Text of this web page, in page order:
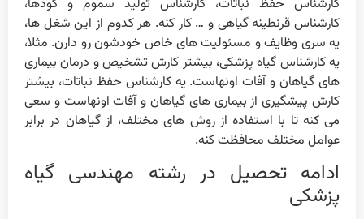
کارشناس حفظ نباتات، کارشناس تولید سموم و کودها،
کارشناس قرنطینه گیاهی و … کار کنه. هر کدوم از این شغل ها،
یه سری وظایف و مسئولیت های خاص خودشون رو دارن. مثلا،
یه کارشناس گیاه پزشکی، بیشتر کارش تشخیص و درمان بیماری
های گیاهان و آفات اونهاست. یه کارشناس حفظ نباتات، بیشتر
کارش پیشگیری از بیماری های گیاهان و آفات اونهاست و سعی
می کنه تا با استفاده از روش های مختلف، از گیاهان در برابر
عوامل مختلف محافظت کنه.
ادامه تحصیل در رشته مهندسی گیاه
پزشکی